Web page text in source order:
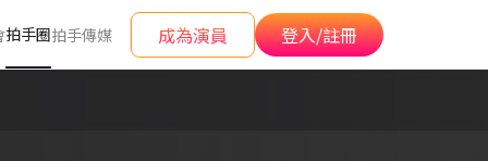
拍手圈拍手傳媒 成為演員 登入/註冊